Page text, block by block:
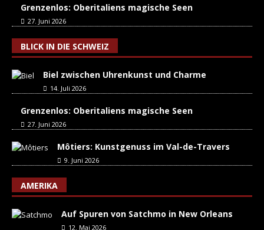
Grenzenlos: Oberitaliens magische Seen
27. Juni 2026
BLICK IN DIE SCHWEIZ
Biel zwischen Uhrenkunst und Charme
14. Juli 2026
Grenzenlos: Oberitaliens magische Seen
27. Juni 2026
Môtiers: Kunstgenuss im Val-de-Travers
9. Juni 2026
AMERIKA
Auf Spuren von Satchmo in New Orleans
12. Mai 2026